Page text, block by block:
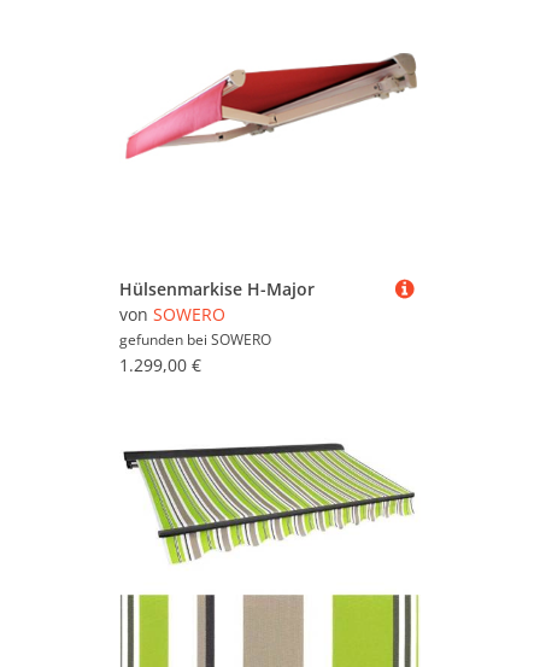
Hülsenmarkise H-Major
von SOWERO
gefunden bei SOWERO
1.299,00 €